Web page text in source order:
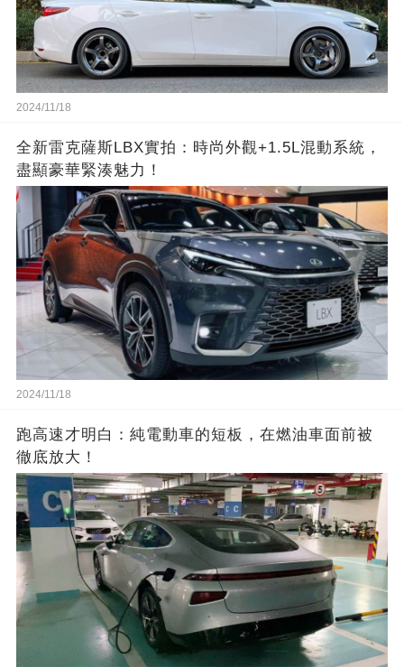
2024/11/18
全新雷克薩斯LBX實拍：時尚外觀+1.5L混動系統，
盡顯豪華緊湊魅力！
2024/11/18
跑高速才明白：純電動車的短板，在燃油車面前被
徹底放大！